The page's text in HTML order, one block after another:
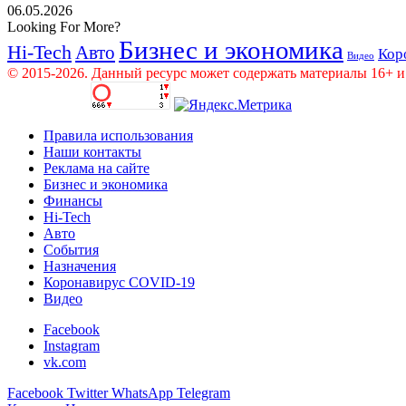
06.05.2026
Looking For More?
Hi-Tech Авто Бизнес и экономика Видео
© 2015-2026. Данный ресурс может содержать материалы 16+
Правила использования
Наши контакты
Реклама на сайте
Бизнес и экономика
Финансы
Hi-Tech
Авто
События
Назначения
Коронавирус COVID-19
Видео
Facebook
Instagram
vk.com
Facebook Twitter WhatsApp Telegram